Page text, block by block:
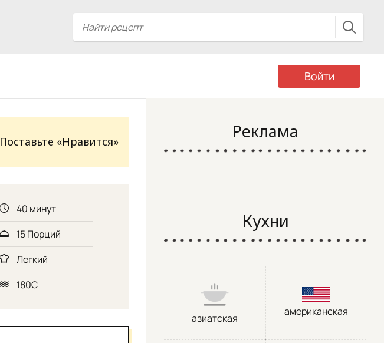
Войти
Поставьте «Нравится»
40 минут
15 Порций
Легкий
180С
Реклама
Кухни
азиатская
американская